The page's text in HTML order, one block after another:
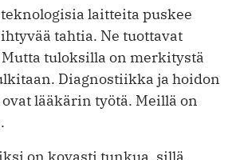
laitteita puskee
tahtia. Ne tuottavat
tuloksilla on merkitystä
Diagnostiikka ja hoidon
lääkärin työtä. Meillä on
on kovasti tunkua, sillä